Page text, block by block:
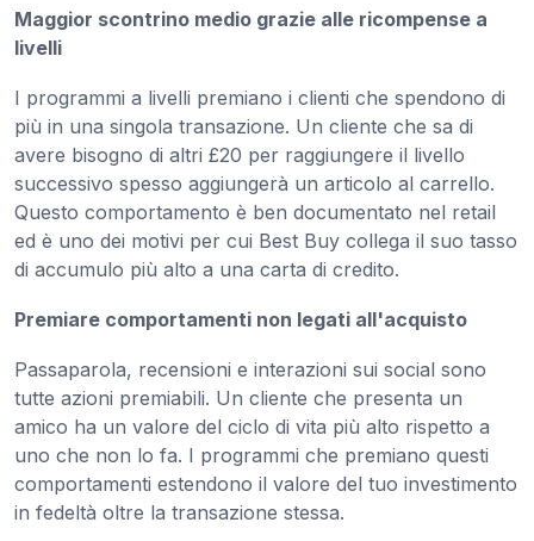
Maggior scontrino medio grazie alle ricompense a
livelli
I programmi a livelli premiano i clienti che spendono di
più in una singola transazione. Un cliente che sa di
avere bisogno di altri £20 per raggiungere il livello
successivo spesso aggiungerà un articolo al carrello.
Questo comportamento è ben documentato nel retail
ed è uno dei motivi per cui Best Buy collega il suo tasso
di accumulo più alto a una carta di credito.
Premiare comportamenti non legati all'acquisto
Passaparola, recensioni e interazioni sui social sono
tutte azioni premiabili. Un cliente che presenta un
amico ha un valore del ciclo di vita più alto rispetto a
uno che non lo fa. I programmi che premiano questi
comportamenti estendono il valore del tuo investimento
in fedeltà oltre la transazione stessa.